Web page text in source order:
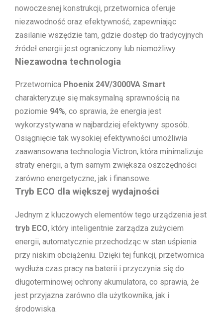
nowoczesnej konstrukcji, przetwornica oferuje
niezawodność oraz efektywność, zapewniając
zasilanie wszędzie tam, gdzie dostęp do tradycyjnych
źródeł energii jest ograniczony lub niemożliwy.
Niezawodna technologia
Przetwornica Phoenix 24V/3000VA Smart
charakteryzuje się maksymalną sprawnością na
poziomie 94%, co sprawia, że energia jest
wykorzystywana w najbardziej efektywny sposób.
Osiągnięcie tak wysokiej efektywności umożliwia
zaawansowana technologia Victron, która minimalizuje
straty energii, a tym samym zwiększa oszczędności
zarówno energetyczne, jak i finansowe.
Tryb ECO dla większej wydajności
Jednym z kluczowych elementów tego urządzenia jest
tryb ECO, który inteligentnie zarządza zużyciem
energii, automatycznie przechodząc w stan uśpienia
przy niskim obciążeniu. Dzięki tej funkcji, przetwornica
wydłuża czas pracy na baterii i przyczynia się do
długoterminowej ochrony akumulatora, co sprawia, że
jest przyjazna zarówno dla użytkownika, jak i
środowiska.